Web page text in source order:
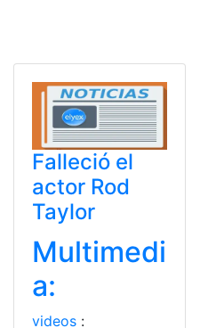
Falleció el
actor Rod
Taylor
Multimedi
a:
videos :